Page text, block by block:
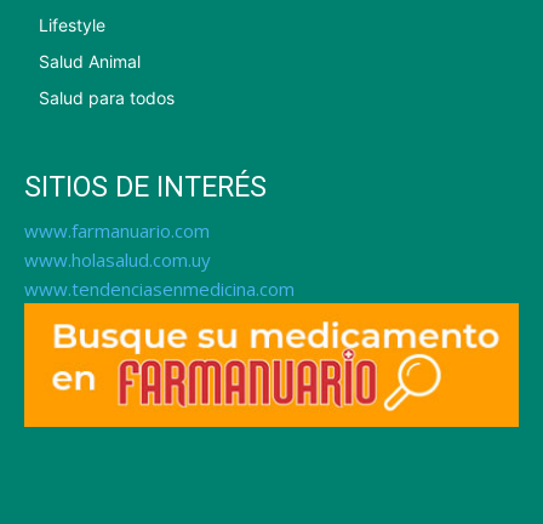
Lifestyle
Salud Animal
Salud para todos
SITIOS DE INTERÉS
www.farmanuario.com
www.holasalud.com.uy
www.tendenciasenmedicina.com